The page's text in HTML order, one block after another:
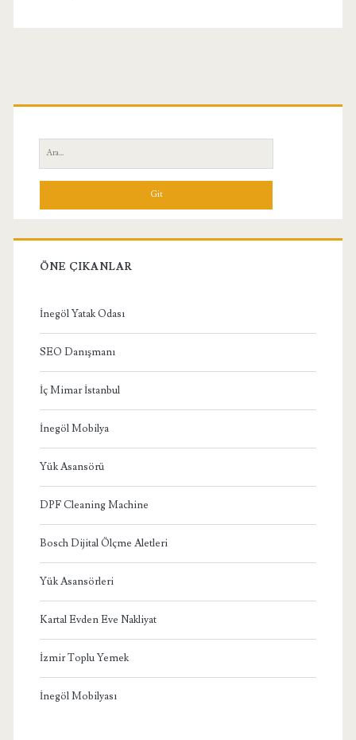
Birincil
Yan
Menü
Ara:
ÖNE ÇIKANLAR
İnegöl Yatak Odası
SEO Danışmanı
İç Mimar İstanbul
İnegöl Mobilya
Yük Asansörü
DPF Cleaning Machine
Bosch Dijital Ölçme Aletleri
Yük Asansörleri
Kartal Evden Eve Nakliyat
İzmir Toplu Yemek
İnegöl Mobilyası